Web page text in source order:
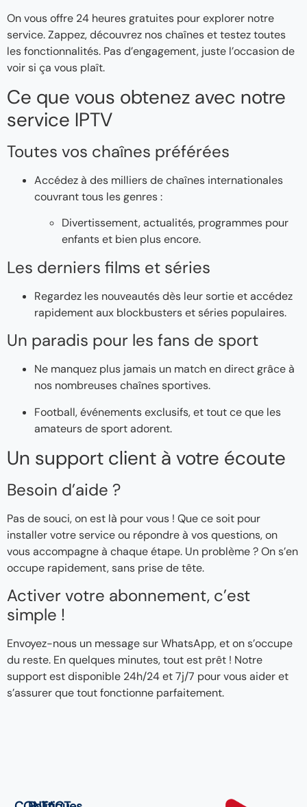
On vous offre 24 heures gratuites pour explorer notre
service. Zappez, découvrez nos chaînes et testez toutes
les fonctionnalités. Pas d’engagement, juste l’occasion de
voir si ça vous plaît.
Ce que vous obtenez avec notre
service IPTV
Toutes vos chaînes préférées
Accédez à des milliers de chaînes internationales
couvrant tous les genres :
Divertissement, actualités, programmes pour
enfants et bien plus encore.
Les derniers films et séries
Regardez les nouveautés dès leur sortie et accédez
rapidement aux blockbusters et séries populaires.
Un paradis pour les fans de sport
Ne manquez plus jamais un match en direct grâce à
nos nombreuses chaînes sportives.
Football, événements exclusifs, et tout ce que les
amateurs de sport adorent.
Un support client à votre écoute
Besoin d’aide ?
Pas de souci, on est là pour vous ! Que ce soit pour
installer votre service ou répondre à vos questions, on
vous accompagne à chaque étape. Un problème ? On s’en
occupe rapidement, sans prise de tête.
Activer votre abonnement, c’est
simple !
Envoyez-nous un message sur WhatsApp, et on s’occupe
du reste. En quelques minutes, tout est prêt ! Notre
support est disponible 24h/24 et 7j/7 pour vous aider et
s’assurer que tout fonctionne parfaitement.